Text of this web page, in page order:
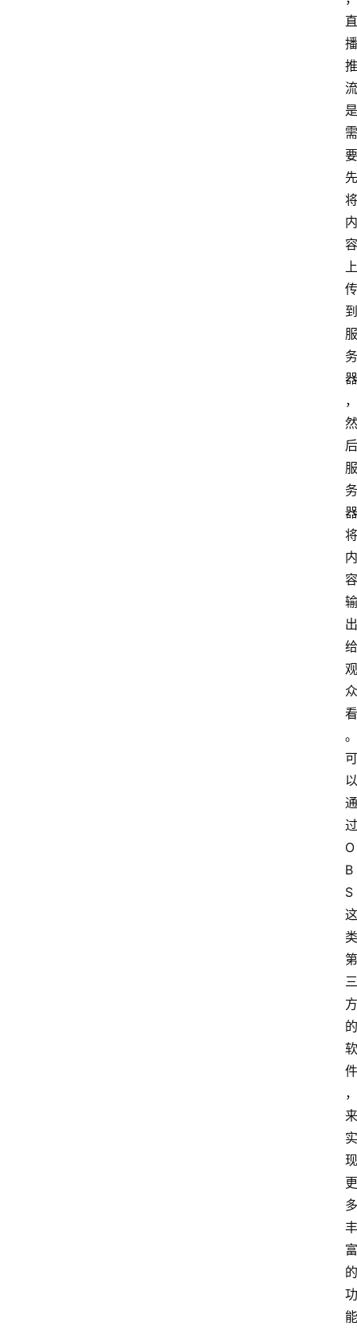
直
播
推
流
是
需
要
先
将
内
容
上
传
到
服
务
器
，
然
后
服
务
器
将
内
容
输
出
给
观
众
看
。
可
以
通
过
O
B
S
这
类
第
三
方
的
软
件
，
来
实
现
更
多
丰
富
的
功
能